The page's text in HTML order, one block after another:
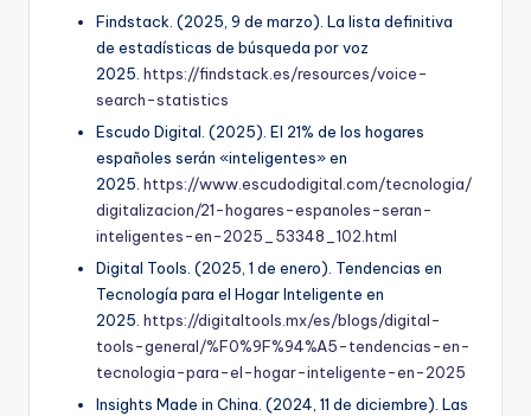
Findstack. (2025, 9 de marzo). La lista definitiva
de estadísticas de búsqueda por voz
2025. https://findstack.es/resources/voice-
search-statistics
Escudo Digital. (2025). El 21% de los hogares
españoles serán «inteligentes» en
2025. https://www.escudodigital.com/tecnologia/
digitalizacion/21-hogares-espanoles-seran-
inteligentes-en-2025_53348_102.html
Digital Tools. (2025, 1 de enero). Tendencias en
Tecnología para el Hogar Inteligente en
2025. https://digitaltools.mx/es/blogs/digital-
tools-general/%F0%9F%94%A5-tendencias-en-
tecnologia-para-el-hogar-inteligente-en-2025
Insights Made in China. (2024, 11 de diciembre). Las